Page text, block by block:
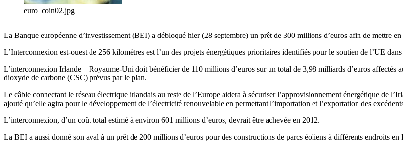
euro_coin02.jpg
La Banque européenne d’investissement (BEI) a débloqué hier (28 septembre) un prêt de 300 millions d’euros afin de mettre
L’Interconnexion est-ouest de 256 kilomètres est l’un des projets énergétiques prioritaires identifiés pour le soutien de l’UE
L’interconnexion Irlande – Royaume-Uni doit bénéficier de 110 millions d’euros sur un total de 3,98 milliards d’euros affectés
dioxyde de carbone (CSC) prévus par le plan.
Le câble connectant le réseau électrique irlandais au reste de l’Europe aidera à sécuriser l’approvisionnement énergétique de
ajouté qu’elle agira pour le développement de l’électricité renouvelable en permettant l’importation et l’exportation des
L’interconnexion, d’un coût total estimé à environ 601 millions d’euros, devrait être achevée en 2012.
La BEI a aussi donné son aval à un prêt de 200 millions d’euros pour des constructions de parcs éoliens à différents endroits en